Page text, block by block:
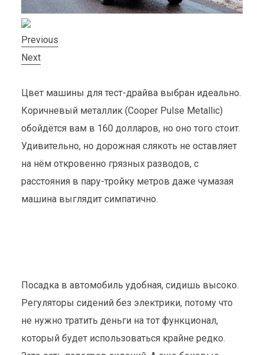
Previous
Next
Цвет машины для тест-драйва выбран идеально.
Коричневый металлик (Cooper Pulse Metallic)
обойдётся вам в 160 долларов, но оно того стоит.
Удивительно, но дорожная слякоть не оставляет
на нём откровенно грязных разводов, с
расстояния в пару-тройку метров даже чумазая
машина выглядит симпатично.
Посадка в автомобиль удобная, сидишь высоко.
Регуляторы сидений без электрики, потому что
не нужно тратить деньги на тот функционал,
который будет использоваться крайне редко.